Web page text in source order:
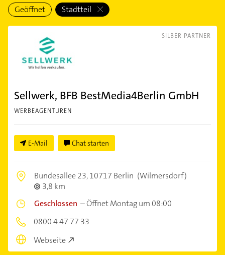
Geöffnet Stadtteil
SILBER PARTNER
Sellwerk, BFB BestMedia4Berlin GmbH
WERBEAGENTUREN
E-Mail Chat starten
Bundesallee 23,10717 Berlin (Wilmersdorf)
3,8 km
Geschlossen –Öffnet Montag um 08:00
0800 4 47 77 33
Webseite